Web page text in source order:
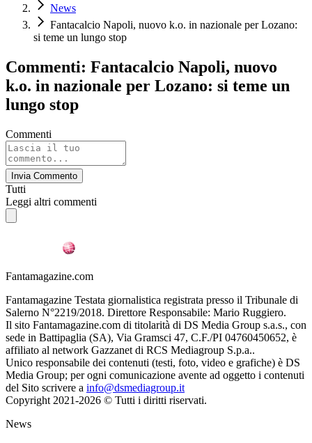
News
Fantacalcio Napoli, nuovo k.o. in nazionale per Lozano:
si teme un lungo stop
Commenti: Fantacalcio Napoli, nuovo
k.o. in nazionale per Lozano: si teme un
lungo stop
Commenti
Invia Commento
Tutti
Leggi altri commenti
Fantamagazine.com
Fantamagazine Testata giornalistica registrata presso il Tribunale di
Salerno N°2219/2018. Direttore Responsabile: Mario Ruggiero.
Il sito Fantamagazine.com di titolarità di DS Media Group s.a.s., con
sede in Battipaglia (SA), Via Gramsci 47, C.F./PI 04760450652, è
affiliato al network Gazzanet di RCS Mediagroup S.p.a..
Unico responsabile dei contenuti (testi, foto, video e grafiche) è DS
Media Group; per ogni comunicazione avente ad oggetto i contenuti
del Sito scrivere a info@dsmediagroup.it
Copyright 2021-2026 © Tutti i diritti riservati.
News